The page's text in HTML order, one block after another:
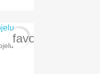
favorite_border